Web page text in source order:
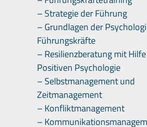
– Strategie der Führung
– Grundlagen der
Führungskräfte
– Resilienzberatung mit
Positiven Psychologie
– Selbstmanagement und
Zeitmanagement
– Konfliktmanagement
–